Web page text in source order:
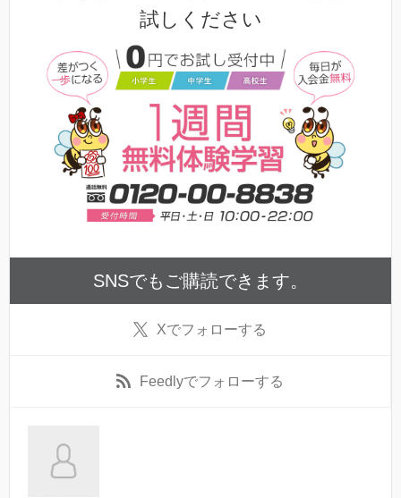
試しください
SNSでもご購読できます。
Xでフォローする
Feedlyでフォローする